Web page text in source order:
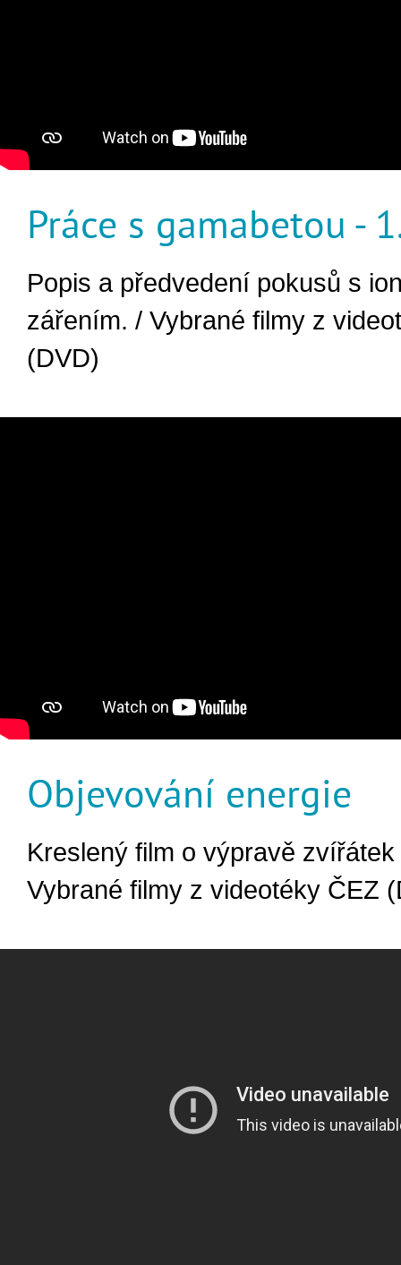
Práce s gamabetou -
Popis a předvedení pokusů s
zářením. / Vybrané filmy z
(DVD)
Objevování energie
Kreslený film o výpravě
Vybrané filmy z videotéky ČEZ